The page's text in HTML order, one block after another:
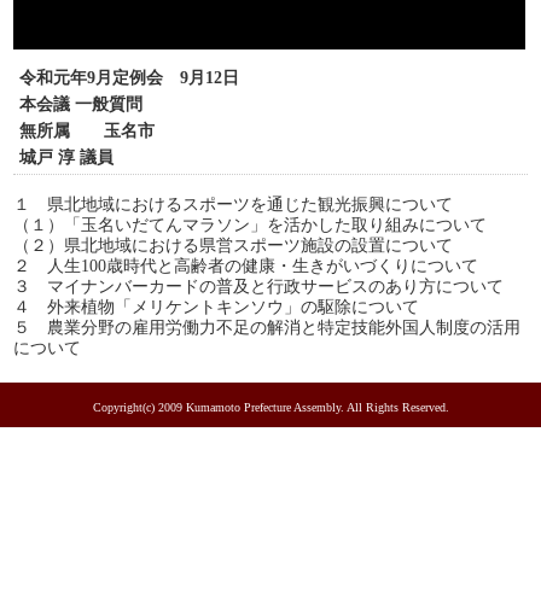
令和元年9月定例会 9月12日
本会議 一般質問
無所属 玉名市
城戸 淳 議員
１ 県北地域におけるスポーツを通じた観光振興について
（１）「玉名いだてんマラソン」を活かした取り組みについて
（２）県北地域における県営スポーツ施設の設置について
２ 人生100歳時代と高齢者の健康・生きがいづくりについて
３ マイナンバーカードの普及と行政サービスのあり方について
４ 外来植物「メリケントキンソウ」の駆除について
５ 農業分野の雇用労働力不足の解消と特定技能外国人制度の活用
について
Copyright(c) 2009 Kumamoto Prefecture Assembly. All Rights Reserved.